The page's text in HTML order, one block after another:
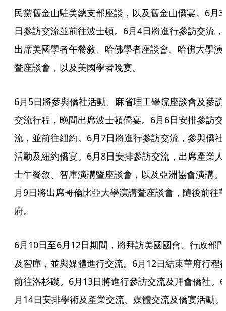
民黨舊金山駐美總支部座談，以及舊金山僑宴。6月3
日參訪交流並前往波士頓。6月4日將進行參訪交流，
出席美國學者午餐敘、哈佛學者座談會、哈佛大學演
暨座談會，以及美國學者晚宴。
6月5日將參與僑社活動、麻省理工學院座談會及參訪
交流行程，晚間出席波士頓僑宴。6月6日安排參訪交
流，並前往紐約。6月7日將進行參訪交流，參與僑社
活動及紐約僑宴。6月8日安排參訪交流，出席產業人
士午餐敘、智庫演講暨座談會，以及亞洲協會演講。
月9日將出席哥倫比亞大學演講暨座談會，隨後前往
府。
6月10日至6月12日期間，將拜訪美國國會、行政部門
及智庫，並與媒體進行交流。6月12日結束華府行程
前往洛杉磯。6月13日將進行參訪交流及拜會僑社。6
月14日安排學術及產業交流、媒體交流及僑宴活動